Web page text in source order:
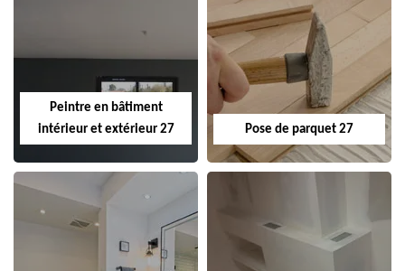
Peintre en bâtiment
intérieur et extérieur 27
Pose de parquet 27